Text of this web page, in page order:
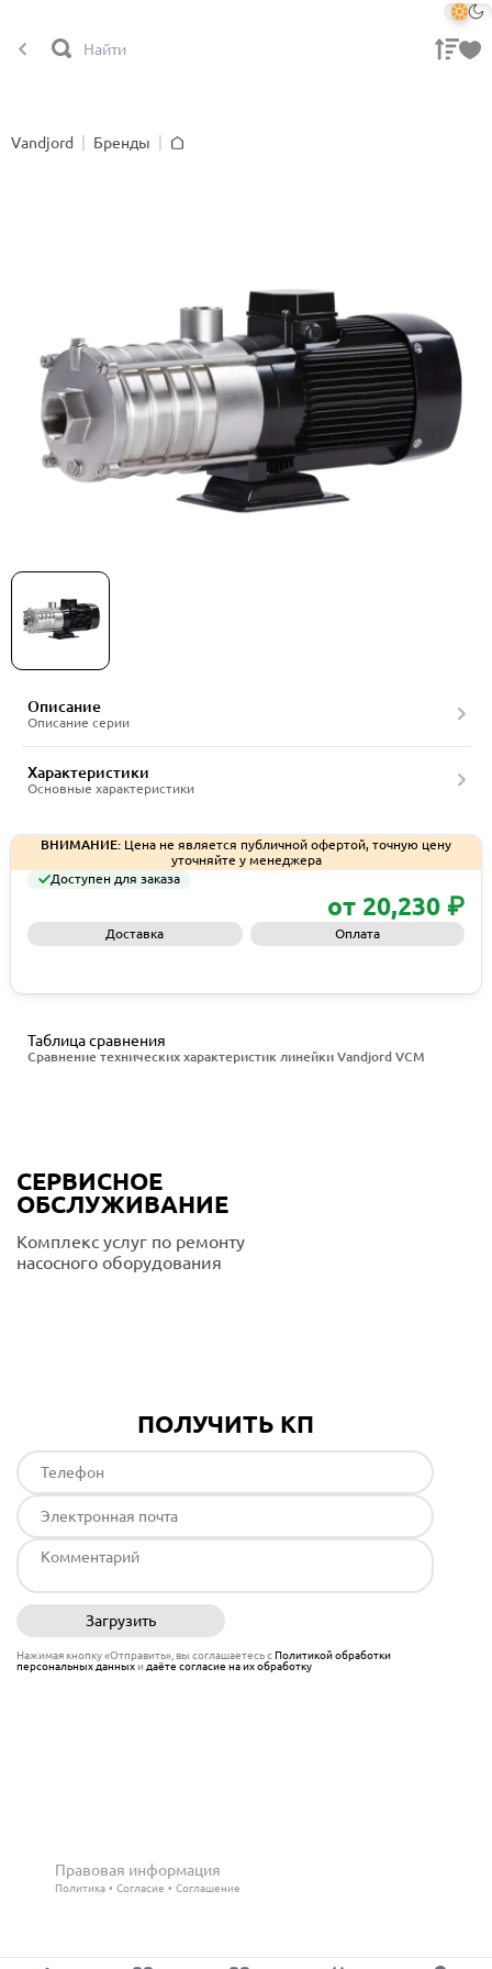
Vandjord
Бренды
Описание
Описание серии
Характеристики
Основные характеристики
ВНИМАНИЕ: Цена не является публичной офертой, точную цену
уточняйте у менеджера
Доступен для заказа
от 20,230 ₽
Доставка Оплата
Сравнение технических характеристик линейки Vandjord VCM
Таблица сравнения
СЕРВИСНОЕ
ОБСЛУЖИВАНИЕ
Комплекс услуг по ремонту
насосного оборудования
ПОЛУЧИТЬ КП
Загрузить
Нажимая кнопку «Отправить», вы соглашаетесь сПолитикой обработки
персональных данныхи даёте согласие на их обработку
Правовая информация
Политика Согласие Соглашение